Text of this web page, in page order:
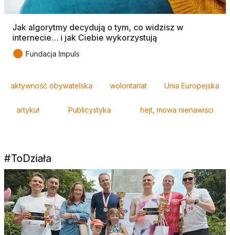
Jak algorytmy decydują o tym, co widzisz w
internecie… i jak Ciebie wykorzystują
● Fundacja Impuls
aktywność obywatelska wolontariat Unia Europejska
artykuł Publicystyka hejt, mowa nienawiści
#ToDziała